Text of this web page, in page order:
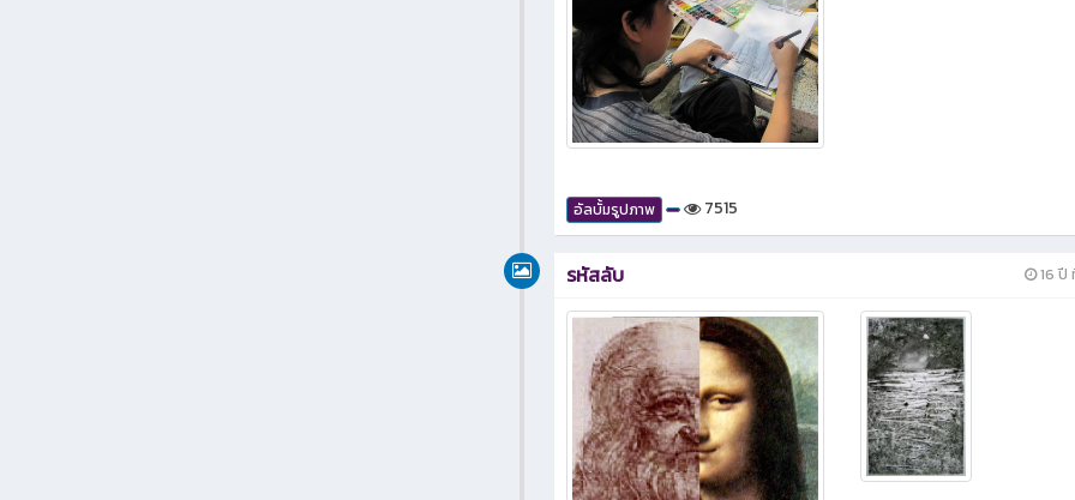
อัลบั้มรูปภาพ 7515
16 ปี
รหัสลับ